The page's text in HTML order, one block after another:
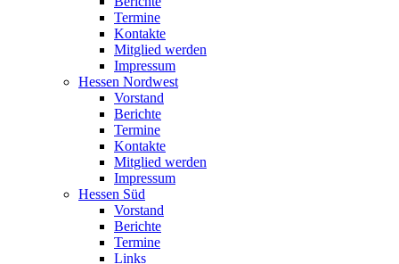
Termine
Kontakte
Mitglied werden
Impressum
Hessen Nordwest
Vorstand
Berichte
Termine
Kontakte
Mitglied werden
Impressum
Hessen Süd
Vorstand
Berichte
Termine
Links